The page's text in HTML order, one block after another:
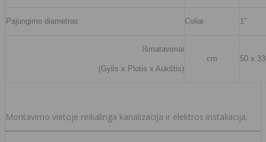
Pajungimo diametras Coliai 1''
Išmatavimai
(Gylis x Plotis x Aukštis)
cm 50 x
Montavimo vietoje reikalinga kanalizacija ir elektros instaliacija.